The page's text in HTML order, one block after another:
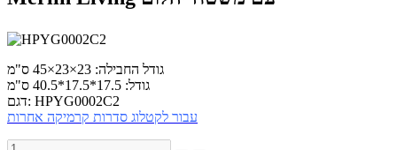
גודל החבילה: 23×23×45 ס"מ
גודל: 17.5*17.5*40.5 ס"מ
דגם: HPYG0002C2
עבור לקטלוג סדרות קרמיקה אחרות